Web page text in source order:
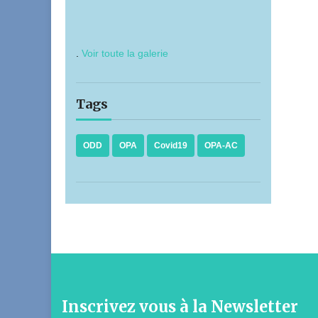
Voir toute la galerie
Tags
ODD OPA Covid19 OPA-AC
Inscrivez vous à la Newsletter